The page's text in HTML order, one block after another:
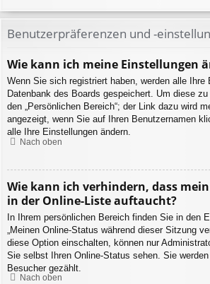
Benutzerpräferenzen und -
Wie kann ich meine Einstellungen
Wenn Sie sich registriert haben, werden alle Ihre
Datenbank des Boards gespeichert. Um diese
den „Persönlichen Bereich“; der Link dazu wird
angezeigt, wenn Sie auf Ihren Benutzernamen
alle Ihre Einstellungen ändern.
Nach oben
Wie kann ich verhindern, dass
in der Online-Liste auftaucht?
In Ihrem persönlichen Bereich finden Sie in den
„Meinen Online-Status während dieser Sitzung
diese Option einschalten, können nur
Sie selbst Ihren Online-Status sehen. Sie
Besucher gezählt.
Nach oben